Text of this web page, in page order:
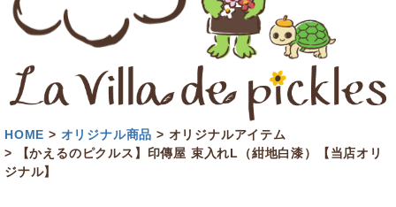
HOME オリジナル商品
オリジナルアイテム
【かえるのピクルス】印傳屋 束入れL（紺地白漆）【当店オリ
ジナル】